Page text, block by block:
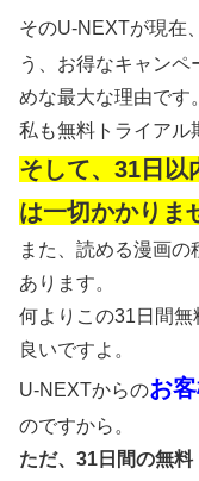
そのU-NEXTが現在、
う、お得なキャン
めな最大な理由です。
私も無料トライアル
そして、31日以
は一切かかりま
また、読める漫画
あります。
何よりこの31日間
良いですよ。
U-NEXTからのお
のですから。
ただ、31日間の無